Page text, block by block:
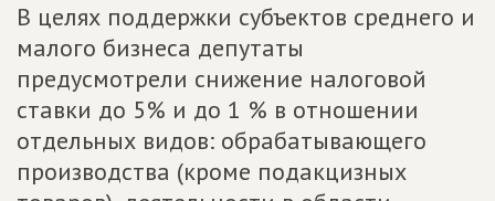
В целях поддержки субъектов среднего и
малого бизнеса депутаты
предусмотрели снижение налоговой
ставки до 5% и до 1 % в отношении
отдельных видов: обрабатывающего
производства (кроме подакцизных